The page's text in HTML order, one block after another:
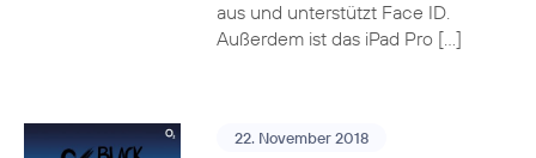
aus und unterstützt Face ID.
Außerdem ist das iPad Pro […]
22. November 2018